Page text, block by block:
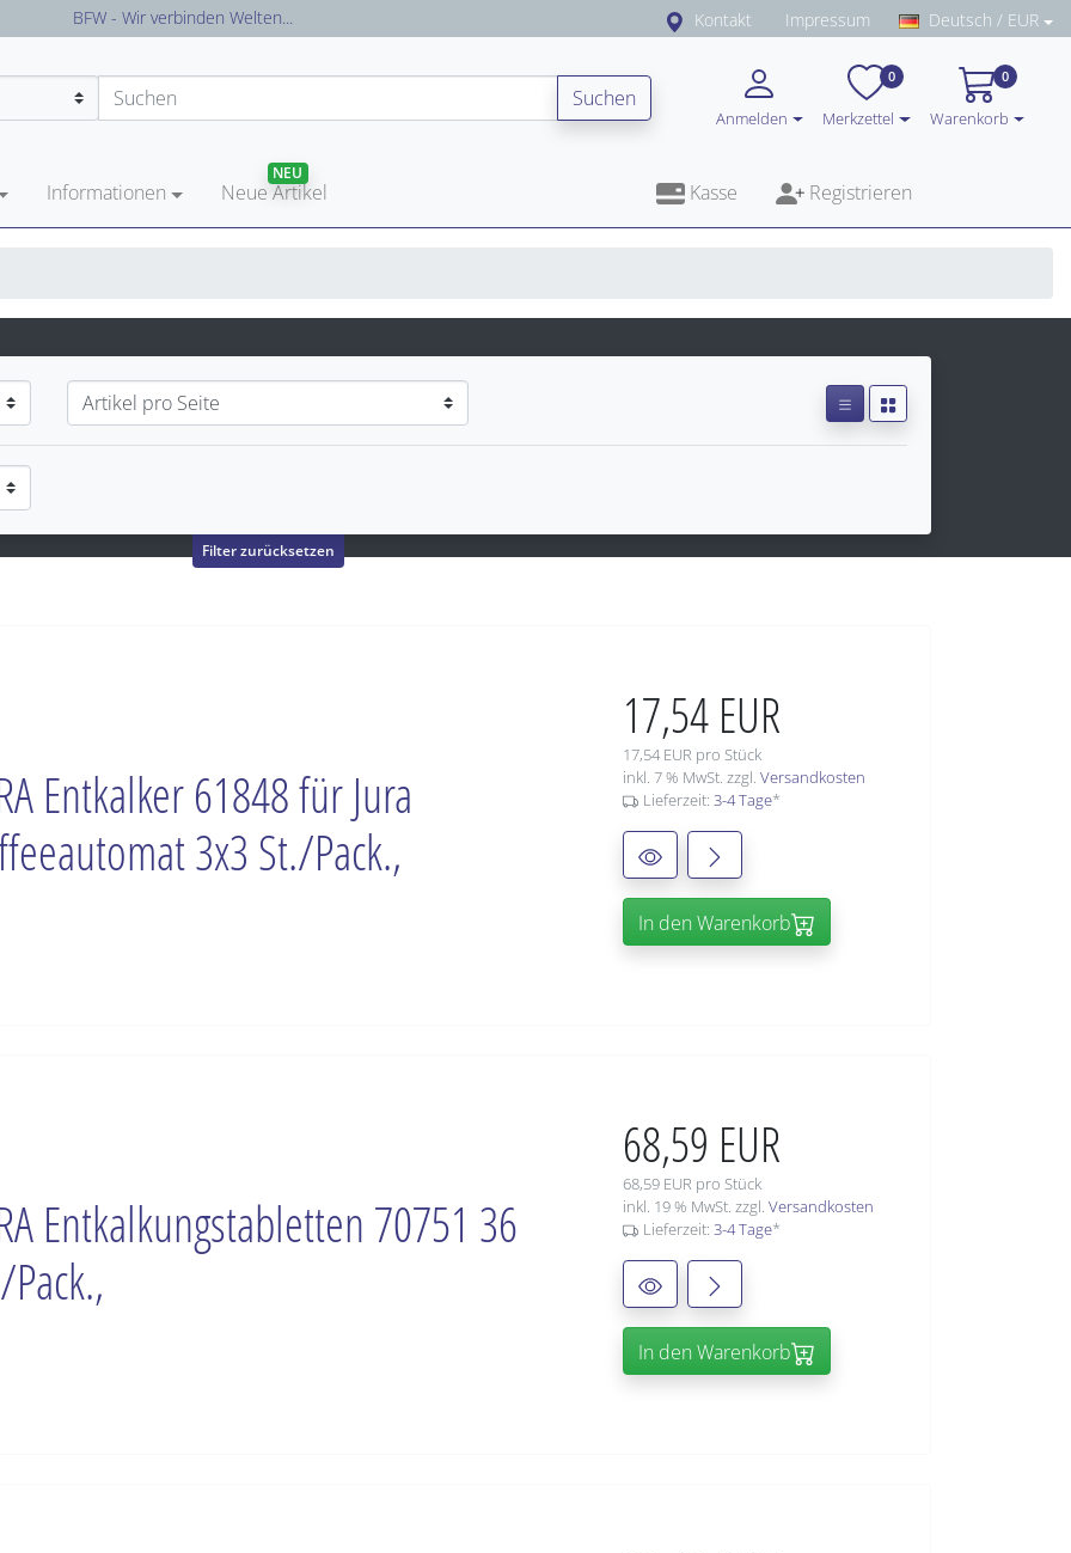
Versandkostenfreie Lieferung in Deutschland Kontakt Impressum Deutsch / EUR
Suchen
Anmelden Merkzettel
0
Warenkorb
0
Informationen Neue Artikel
NEU
Kasse Registrieren
Filter zurücksetzen
17,54 EUR
17,54 EUR pro Stück
inkl. 7 % MwSt. zzgl. Versandkosten
Lieferzeit: 3-4 Tage*
In den Warenkorb
Entkalker 61848 für Jura
3x3 St./Pack.,
68,59 EUR
68,59 EUR pro Stück
inkl. 19 % MwSt. zzgl. Versandkosten
Lieferzeit: 3-4 Tage*
In den Warenkorb
Entkalkungstabletten 70751 36